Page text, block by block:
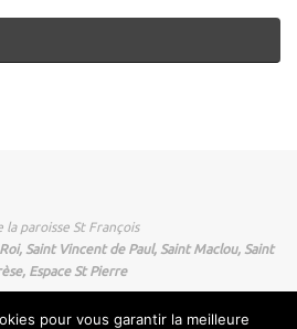
la paroisse St François
Saint Vincent de Paul, Saint Maclou, Saint
Espace St Pierre
pour vous garantir la meilleure